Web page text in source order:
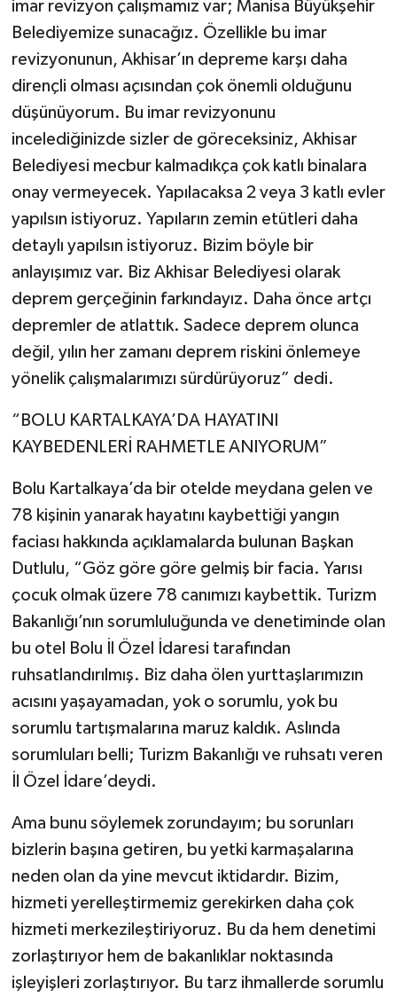
imar revizyon çalışmamız var; Manisa Büyükşehir
Belediyemize sunacağız. Özellikle bu imar
revizyonunun, Akhisar’ın depreme karşı daha
dirençli olması açısından çok önemli olduğunu
düşünüyorum. Bu imar revizyonunu
incelediğinizde sizler de göreceksiniz, Akhisar
Belediyesi mecbur kalmadıkça çok katlı binalara
onay vermeyecek. Yapılacaksa 2 veya 3 katlı evler
yapılsın istiyoruz. Yapıların zemin etütleri daha
detaylı yapılsın istiyoruz. Bizim böyle bir
anlayışımız var. Biz Akhisar Belediyesi olarak
deprem gerçeğinin farkındayız. Daha önce artçı
depremler de atlattık. Sadece deprem olunca
değil, yılın her zamanı deprem riskini önlemeye
yönelik çalışmalarımızı sürdürüyoruz” dedi.
“BOLU KARTALKAYA’DA HAYATINI
KAYBEDENLERİ RAHMETLE ANIYORUM”
Bolu Kartalkaya’da bir otelde meydana gelen ve
78 kişinin yanarak hayatını kaybettiği yangın
faciası hakkında açıklamalarda bulunan Başkan
Dutlulu, “Göz göre göre gelmiş bir facia. Yarısı
çocuk olmak üzere 78 canımızı kaybettik. Turizm
Bakanlığı’nın sorumluluğunda ve denetiminde olan
bu otel Bolu İl Özel İdaresi tarafından
ruhsatlandırılmış. Biz daha ölen yurttaşlarımızın
acısını yaşayamadan, yok o sorumlu, yok bu
sorumlu tartışmalarına maruz kaldık. Aslında
sorumluları belli; Turizm Bakanlığı ve ruhsatı veren
İl Özel İdare’deydi.
Ama bunu söylemek zorundayım; bu sorunları
bizlerin başına getiren, bu yetki karmaşalarına
neden olan da yine mevcut iktidardır. Bizim,
hizmeti yerelleştirmemiz gerekirken daha çok
hizmeti merkezileştiriyoruz. Bu da hem denetimi
zorlaştırıyor hem de bakanlıklar noktasında
işleyişleri zorlaştırıyor. Bu tarz ihmallerde sorumlu